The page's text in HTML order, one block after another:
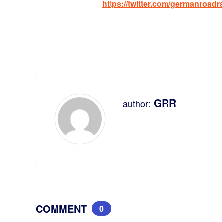
https://twitter.com/
author: GRR
COMMENT 0